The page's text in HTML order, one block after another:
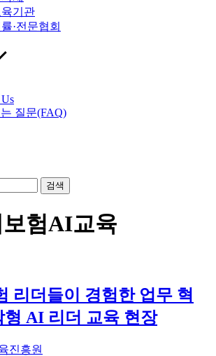
육기관
·전문협회
질문(FAQ)
험AI교육
리더들이 경험한 업무 혁
형 AI 리더 교육 현장
진흥원